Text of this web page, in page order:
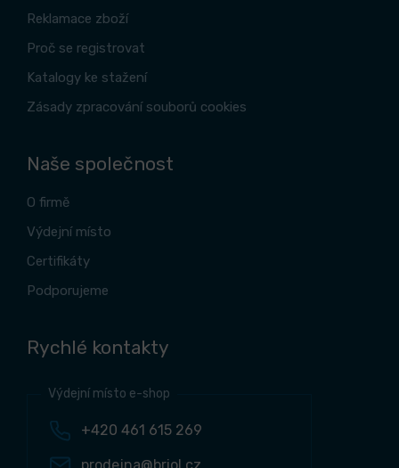
Reklamace zboží
Proč se registrovat
Katalogy ke stažení
Zásady zpracování souborů cookies
Naše společnost
O firmě
Výdejní místo
Certifikáty
Podporujeme
Rychlé kontakty
Výdejní místo e-shop
+420 461 615 269